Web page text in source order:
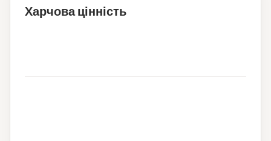
Харчова цінність